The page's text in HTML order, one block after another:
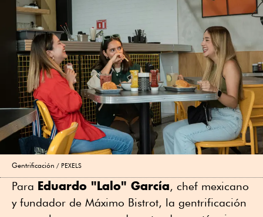
Gentrificación PEXELS
Para Eduardo "Lalo" García, chef mexicano
y fundador de Máximo Bistrot, la gentrificación